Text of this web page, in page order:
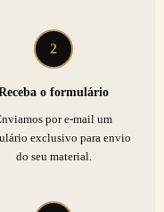
2
o formulário
por e-mail um
exclusivo para envio
do seu material.